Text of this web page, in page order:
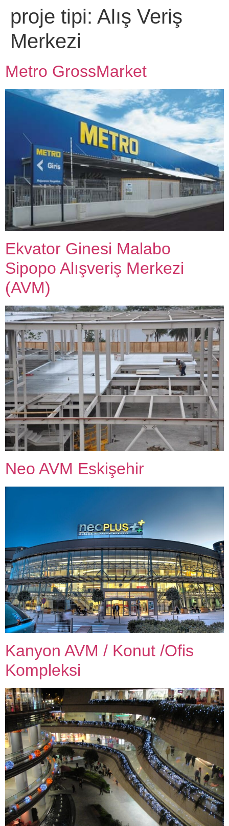
proje tipi: Alış Veriş
Merkezi
Metro GrossMarket
Ekvator Ginesi Malabo
Sipopo Alışveriş Merkezi
(AVM)
Neo AVM Eskişehir
Kanyon AVM / Konut /Ofis
Kompleksi